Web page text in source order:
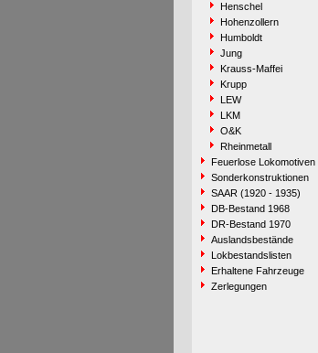
Henschel
Hohenzollern
Humboldt
Jung
Krauss-Maffei
Krupp
LEW
LKM
O&K
Rheinmetall
Feuerlose Lokomotiven
Sonderkonstruktionen
SAAR (1920 - 1935)
DB-Bestand 1968
DR-Bestand 1970
Auslandsbestände
Lokbestandslisten
Erhaltene Fahrzeuge
Zerlegungen